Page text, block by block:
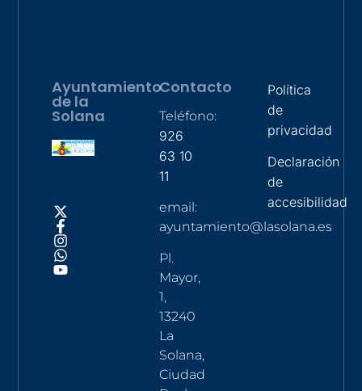
Ayuntamiento
de la
Solana
Contacto
Teléfono:
926
63 10
11
email:
ayuntamiento@lasolana.es
Pl.
Mayor,
1,
13240
La
Solana,
Ciudad
Política
de
privacidad
Declaración
de
accesibilidad